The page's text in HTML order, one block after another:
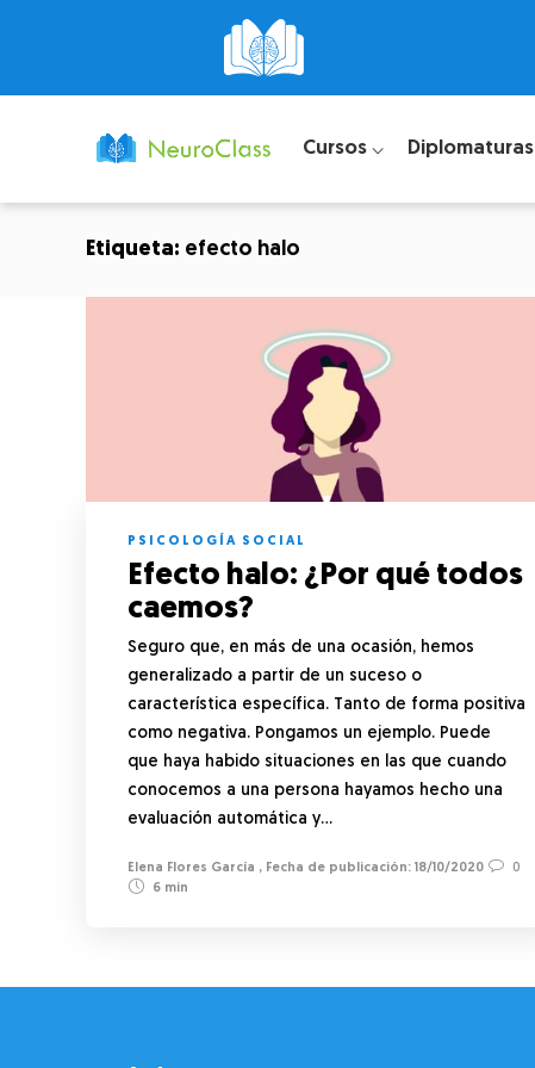
Cursos ⌵ Diplomaturas
Etiqueta: efecto halo
PSICOLOGÍA SOCIAL
Efecto halo: ¿Por qué todos
caemos?
Seguro que, en más de una ocasión, hemos
generalizado a partir de un suceso o
característica específica. Tanto de forma positiva
como negativa. Pongamos un ejemplo. Puede
que haya habido situaciones en las que cuando
conocemos a una persona hayamos hecho una
evaluación automática y…
Elena Flores García , 18/10/2020
0
6 min